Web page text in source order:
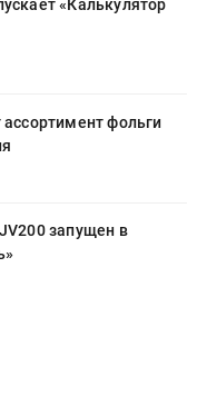
«Калькулятор
фольги
запущен в